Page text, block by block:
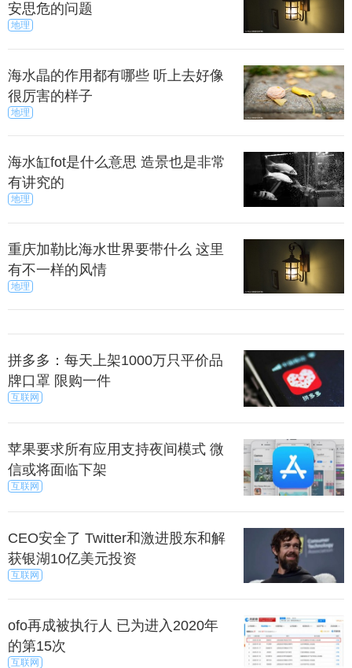
安思危的问题
地理
海水晶的作用都有哪些 听上去好像
很厉害的样子
地理
海水缸fot是什么意思 造景也是非常
有讲究的
地理
重庆加勒比海水世界要带什么 这里
有不一样的风情
地理
拼多多：每天上架1000万只平价品
牌口罩 限购一件
互联网
苹果要求所有应用支持夜间模式 微
信或将面临下架
互联网
CEO安全了 Twitter和激进股东和解
获银湖10亿美元投资
互联网
ofo再成被执行人 已为进入2020年
的第15次
互联网